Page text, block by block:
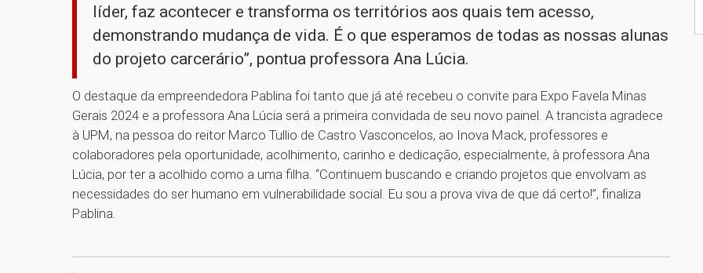
líder, faz acontecer e transforma os territórios aos quais tem acesso,
demonstrando mudança de vida. É o que esperamos de todas as nossas alunas
do projeto carcerário”, pontua professora Ana Lúcia.
O destaque da empreendedora Pablina foi tanto que já até recebeu o convite para Expo Favela Minas
Gerais 2024 e a professora Ana Lúcia será a primeira convidada de seu novo painel. A trancista agradece
à UPM, na pessoa do reitor Marco Tullio de Castro Vasconcelos, ao Inova Mack, professores e
colaboradores pela oportunidade, acolhimento, carinho e dedicação, especialmente, à professora Ana
Lúcia, por ter a acolhido como a uma filha. “Continuem buscando e criando projetos que envolvam as
necessidades do ser humano em vulnerabilidade social. Eu sou a prova viva de que dá certo!”, finaliza
Pablina.